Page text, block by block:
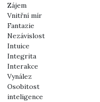
Zájem
Vnitřní mír
Fantazie
Nezávislost
Intuice
Integrita
Interakce
Vynález
Osobitost
inteligence